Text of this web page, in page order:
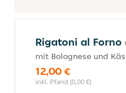
Rigatoni al Forno
mit Bolognese und
12,00 €
inkl. Pfand (0,00 €)